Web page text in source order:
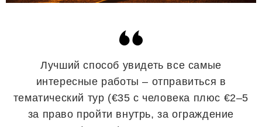
Лучший способ увидеть все самые
интересные работы – отправиться в
тематический тур (€35 с человека плюс €2–5
за право пройти внутрь, за ограждение